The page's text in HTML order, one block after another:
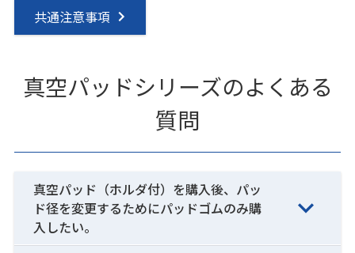
共通注意事項
真空パッドシリーズのよくある
質問
真空パッド（ホルダ付）を購入後、パッ
ド径を変更するためにパッドゴムのみ購
入したい。